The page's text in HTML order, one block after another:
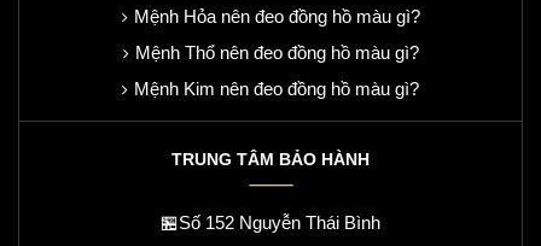
Mệnh Hỏa nên đeo đồng hồ màu gì?
Mệnh Thổ nên đeo đồng hồ màu gì?
Mệnh Kim nên đeo đồng hồ màu gì?
TRUNG TÂM BẢO HÀNH
🏪Số 152 Nguyễn Thái Bình